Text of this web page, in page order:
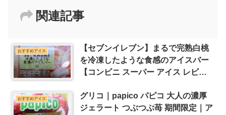
関連記事
おすすめアイス
【セブンイレブン】まるで完熟白桃
を冷凍したような食感のアイスバー
【コンビニ スーパー アイス レビュ
おすすめアイス
グリコ｜papico パピコ 大人の濃厚
ジェラート つぶつぶ苺 期間限定｜ア